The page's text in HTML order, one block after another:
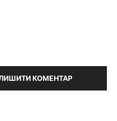
КОМЕНТАР